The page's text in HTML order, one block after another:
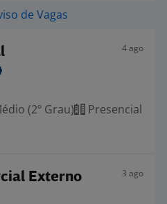
de Vagas
4 ago
(2º Grau)
Presencial
Externo 3 ago